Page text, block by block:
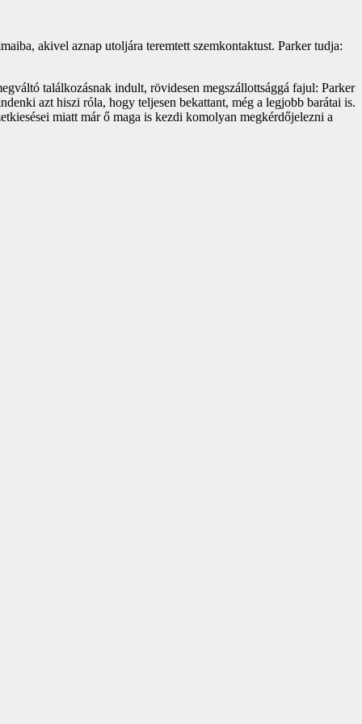
akivel aznap utoljára teremtett szemkontaktust. Parker tudja:
találkozásnak indult, rövidesen megszállottsággá fajul: Parker
azt hiszi róla, hogy teljesen bekattant, még a legjobb barátai is.
miatt már ő maga is kezdi komolyan megkérdőjelezni a